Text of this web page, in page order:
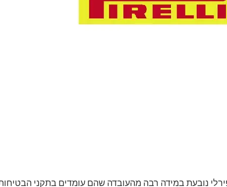
נובעת במידה רבה מהעובדה שהם עומדים בתקני